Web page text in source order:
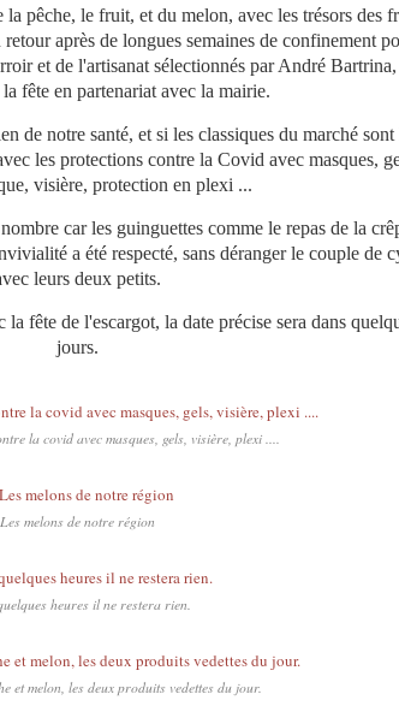
pêche, le fruit, et du melon, avec les trésors des
après de longues semaines de confinement
et de l'artisanat sélectionnés par André Bartrina,
fête en partenariat avec la mairie.
de notre santé, et si les classiques du marché
les protections contre la Covid avec masques,
visière, protection en plexi ...
car les guinguettes comme le repas de la
a été respecté, sans déranger le couple de
leurs deux petits.
fête de l'escargot, la date précise sera dans
jours.
la covid avec masques, gels, visière, plexi ....
Les melons de notre région
heures il ne restera rien.
et melon, les deux produits vedettes du jour.